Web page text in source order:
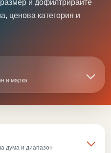
и дофилтрирайте
ценова категория и
и марка
дума и диапазон